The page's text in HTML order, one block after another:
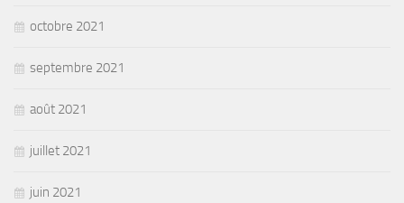
octobre 2021
septembre 2021
août 2021
juillet 2021
juin 2021